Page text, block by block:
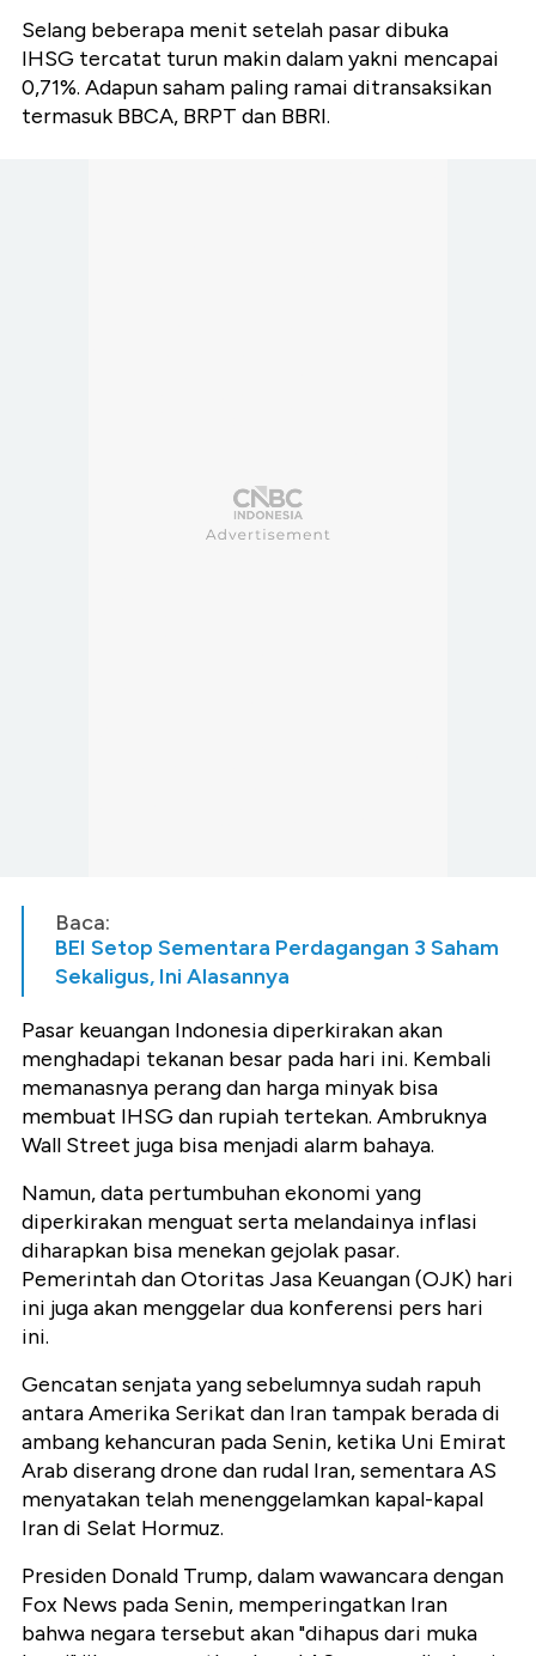
Selang beberapa menit setelah pasar dibuka
IHSG tercatat turun makin dalam yakni mencapai
0,71%. Adapun saham paling ramai ditransaksikan
termasuk BBCA, BRPT dan BBRI.
Baca:
BEI Setop Sementara Perdagangan 3 Saham
Sekaligus, Ini Alasannya
Pasar keuangan Indonesia diperkirakan akan
menghadapi tekanan besar pada hari ini. Kembali
memanasnya perang dan harga minyak bisa
membuat IHSG dan rupiah tertekan. Ambruknya
Wall Street juga bisa menjadi alarm bahaya.
Namun, data pertumbuhan ekonomi yang
diperkirakan menguat serta melandainya inflasi
diharapkan bisa menekan gejolak pasar.
Pemerintah dan Otoritas Jasa Keuangan (OJK) hari
ini juga akan menggelar dua konferensi pers hari
ini.
Gencatan senjata yang sebelumnya sudah rapuh
antara Amerika Serikat dan Iran tampak berada di
ambang kehancuran pada Senin, ketika Uni Emirat
Arab diserang drone dan rudal Iran, sementara AS
menyatakan telah menenggelamkan kapal-kapal
Iran di Selat Hormuz.
Presiden Donald Trump, dalam wawancara dengan
Fox News pada Senin, memperingatkan Iran
bahwa negara tersebut akan "dihapus dari muka